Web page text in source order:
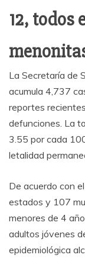
12, todos
La Secretaría de
acumula 4,737
reportes
defunciones. La
3.55 por cada
letalidad
De acuerdo con
estados y 107
menores de 4
adultos jóvenes
epidemiológica